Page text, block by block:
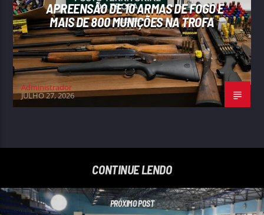
APREENSÃO DE 10 ARMAS DE FOGO E
MAIS DE 800 MUNIÇÕES NA TROFA
Administrador
JULHO 27, 2026
CONTINUE LENDO
PRÓXIMO POST